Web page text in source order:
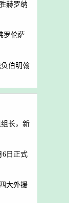
赫罗纳
罗伦萨
伯明翰
长，新
6日正式
大外援